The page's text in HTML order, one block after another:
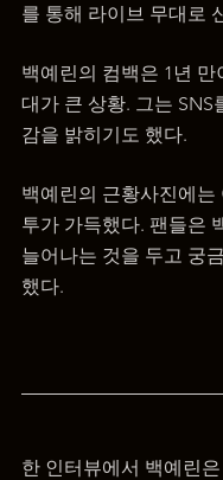
를 통해 라이브 무대로
백예린의 컴백은 1년 만
대가 큰 상황. 그는 SNS
감을 밝히기도 했다.
백예린의 근황사진에는
투가 가득했다. 팬들은
늘어나는 것을 두고 궁
했다.
한 인터뷰에서 백예린